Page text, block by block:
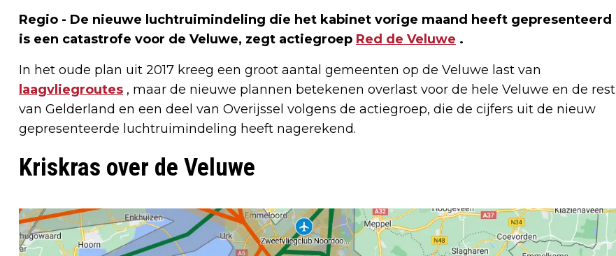
Regio - De nieuwe luchtruimindeling die het kabinet vorige maand heeft gepresenteerd
is een catastrofe voor de Veluwe, zegt actiegroep Red de Veluwe .
In het oude plan uit 2017 kreeg een groot aantal gemeenten op de Veluwe last van
laagvliegroutes , maar de nieuwe plannen betekenen overlast voor de hele Veluwe en de rest
van Gelderland en een deel van Overijssel volgens de actiegroep, die de cijfers uit de nieuw
gepresenteerde luchtruimindeling heeft nagerekend.
Kriskras over de Veluwe